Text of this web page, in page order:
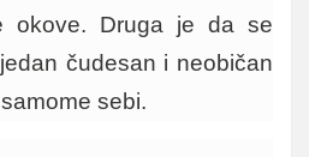
okove. Druga je da se
čudesan i neobičan
sebi.